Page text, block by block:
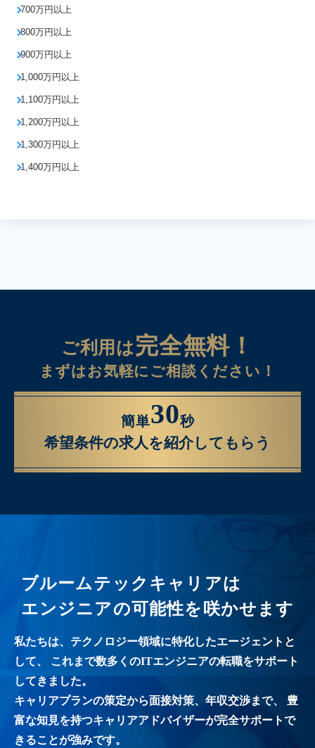
700万円以上
800万円以上
900万円以上
1,000万円以上
1,100万円以上
1,200万円以上
1,300万円以上
1,400万円以上
ご利用は完全無料！
まずはお気軽にご相談ください！
簡単30秒
希望条件の求人を紹介してもらう
ブルームテックキャリアは
エンジニアの可能性を咲かせます
私たちは、テクノロジー領域に特化したエージェントと
して、
これまで数多くのITエンジニアの転職をサポート
してきました。
キャリアプランの策定から面接対策、年収交渉まで、
豊
富な知見を持つキャリアアドバイザーが完全サポートで
きることが強みです。